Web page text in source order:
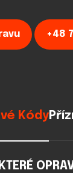
+48
Kódy